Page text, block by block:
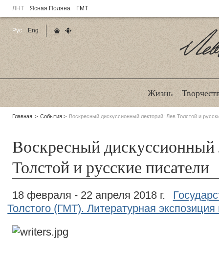
ЛНТ Ясная Поляна ГМТ
Жизнь
Родительские
Главная События Воскресный дискуссионный лекторий: Лев Толстой и
Воскресный
Толстой и русские писатели
18 февраля - 22 апреля 2018 г.
Толстого (ГМТ). Литературная
Рус
Eng